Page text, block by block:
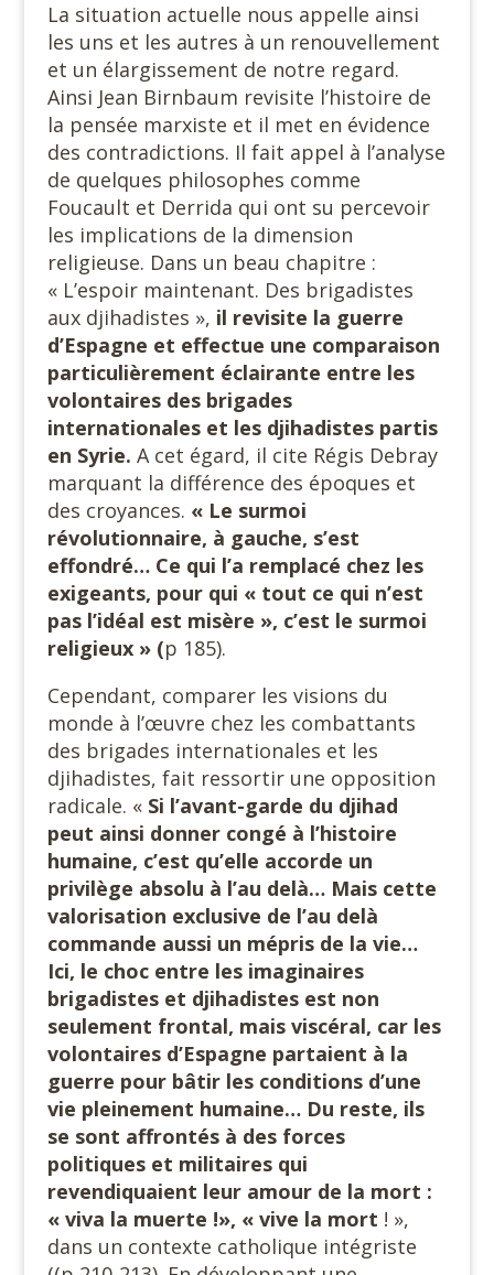
La situation actuelle nous appelle ainsi
les uns et les autres à un renouvellement
et un élargissement de notre regard.
Ainsi Jean Birnbaum revisite l’histoire de
la pensée marxiste et il met en évidence
des contradictions. Il fait appel à l’analyse
de quelques philosophes comme
Foucault et Derrida qui ont su percevoir
les implications de la dimension
religieuse. Dans un beau chapitre :
« L’espoir maintenant. Des brigadistes
aux djihadistes », il revisite la guerre
d’Espagne et effectue une comparaison
particulièrement éclairante entre les
volontaires des brigades
internationales et les djihadistes partis
en Syrie. A cet égard, il cite Régis Debray
marquant la différence des époques et
des croyances. « Le surmoi
révolutionnaire, à gauche, s’est
effondré… Ce qui l’a remplacé chez les
exigeants, pour qui « tout ce qui n’est
pas l’idéal est misère », c’est le surmoi
religieux » (p 185).
Cependant, comparer les visions du
monde à l’œuvre chez les combattants
des brigades internationales et les
djihadistes, fait ressortir une opposition
radicale. « Si l’avant-garde du djihad
peut ainsi donner congé à l’histoire
humaine, c’est qu’elle accorde un
privilège absolu à l’au delà… Mais cette
valorisation exclusive de l’au delà
commande aussi un mépris de la vie…
Ici, le choc entre les imaginaires
brigadistes et djihadistes est non
seulement frontal, mais viscéral, car les
volontaires d’Espagne partaient à la
guerre pour bâtir les conditions d’une
vie pleinement humaine… Du reste, ils
se sont affrontés à des forces
politiques et militaires qui
revendiquaient leur amour de la mort :
« viva la muerte !», « vive la mort ! »,
dans un contexte catholique intégriste